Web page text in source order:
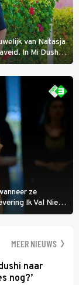
van Natasja
In Mi Dushi:
mee
ze
Ik Val Niet,
zelfs als ze
MEER NIEUWS
naar
nog?’